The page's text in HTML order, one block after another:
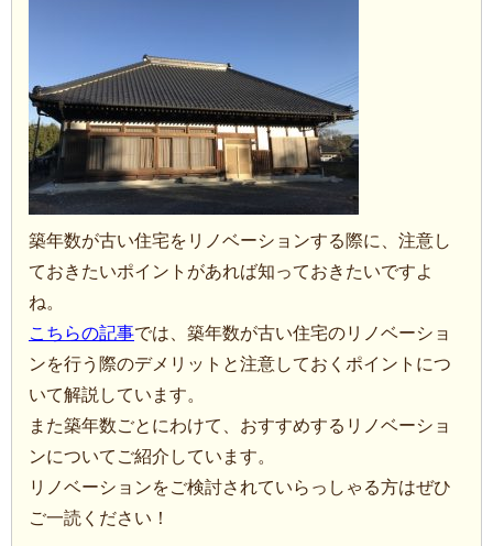
築年数が古い住宅をリノベーションする際に、注意し
ておきたいポイントがあれば知っておきたいですよ
ね。
こちらの記事では、築年数が古い住宅のリノベーショ
ンを行う際のデメリットと注意しておくポイントにつ
いて解説しています。
また築年数ごとにわけて、おすすめするリノベーショ
ンについてご紹介しています。
リノベーションをご検討されていらっしゃる方はぜひ
ご一読ください！